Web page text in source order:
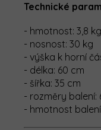
Technické
- hmotnost: 3,8 kg
- nosnost: 30 kg
- výška k horní
- délka: 60 cm
- šířka: 35 cm
- rozměry balení:
- hmotnost